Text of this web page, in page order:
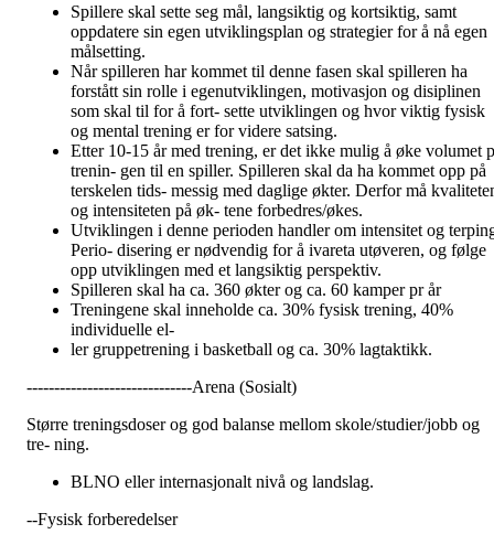
Spillere skal sette seg mål, langsiktig og kortsiktig, samt
oppdatere sin egen utviklingsplan og strategier for å nå egen
målsetting.
Når spilleren har kommet til denne fasen skal spilleren ha
forstått sin rolle i egenutviklingen, motivasjon og disiplinen
som skal til for å fort- sette utviklingen og hvor viktig fysisk
og mental trening er for videre satsing.
Etter 10-15 år med trening, er det ikke mulig å øke volumet
trenin- gen til en spiller. Spilleren skal da ha kommet opp på
terskelen tids- messig med daglige økter. Derfor må
og intensiteten på øk- tene forbedres/økes.
Utviklingen i denne perioden handler om intensitet og
Perio- disering er nødvendig for å ivareta utøveren, og følge
opp utviklingen med et langsiktig perspektiv.
Spilleren skal ha ca. 360 økter og ca. 60 kamper pr år
Treningene skal inneholde ca. 30% fysisk trening, 40%
individuelle el-
ler gruppetrening i basketball og ca. 30% lagtaktikk.
------------------------------Arena (Sosialt)
Større treningsdoser og god balanse mellom skole/studier/jobb og
tre- ning.
BLNO eller internasjonalt nivå og landslag.
--Fysisk forberedelser